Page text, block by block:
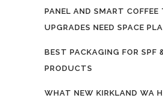
PANEL AND SMART COFFEE
UPGRADES NEED SPACE
BEST PACKAGING FOR SPF
PRODUCTS
WHAT NEW KIRKLAND WA